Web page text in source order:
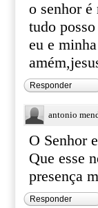
o senhor é
tudo
eu e
Responder
antonio
O Senhor
Que esse
presença
Responder